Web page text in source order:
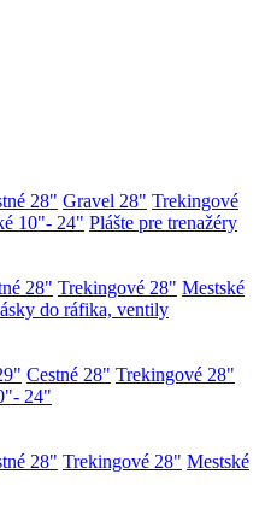
28" Gravel 28" Trekingové
10"- 24" Plášte pre trenažéry
28" Trekingové 28" Mestské
do ráfika, ventily
Cestné 28" Trekingové 28"
24"
28" Trekingové 28" Mestské